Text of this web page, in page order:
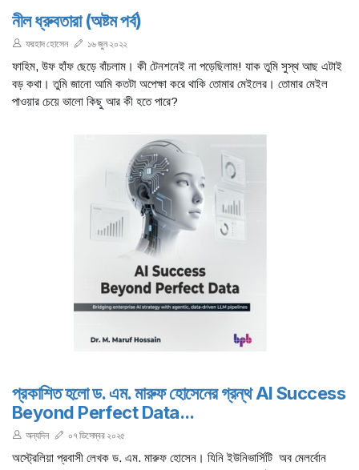
নীল ধ্রুবতারা (অষ্টম পর্ব)
ফরহাদ হোসেন ১৬ জুন ২০২২
ফাহিম, উফ হাঁফ ছেড়ে বাঁচলাম। কী টেনশনেই না পড়েছিলাম! যাক তুমি সুস্থ আছ এটাই
বড় কথা। তুমি জানো আমি কতটা অপেক্ষা করে থাকি তোমার মেইলের। তোমার মেইল
পাওয়ার চেয়ে ভালো কিছু আর কী হতে পারে?
প্রকাশিত হলো ড. এম. মারুফ হোসেনের গ্রন্থ AI Success
Beyond Perfect Data...
অন্যদিন ০৭ ডিসেম্বর ২০২৫
অস্ট্রেলিয়া প্রবাসী লেখক ড. এম. মারুফ হোসেন। যিনি ইউনিভার্সিটি অব মেলর্বোন